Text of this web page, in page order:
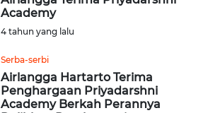
Academy
4 tahun yang lalu
Serba-serbi
Airlangga Hartarto Terima
Penghargaan Priyadarshni
Academy Berkah Perannya